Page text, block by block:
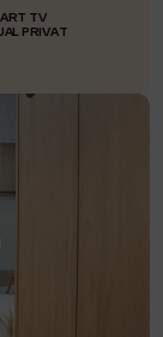
TV
PRIVAT